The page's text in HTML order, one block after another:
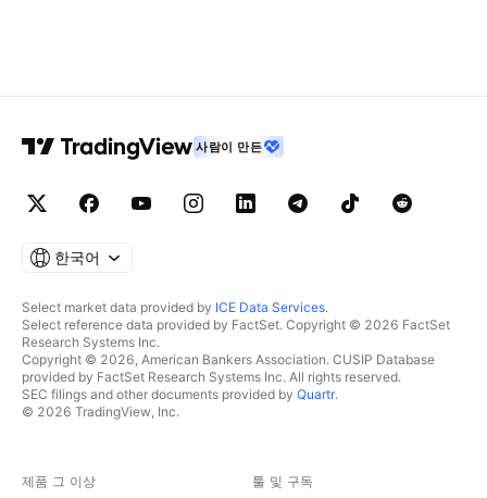
사람이 만든
한국어
Select market data provided by ICE Data Services.
Select reference data provided by FactSet. Copyright © 2026 FactSet
Research Systems Inc.
Copyright © 2026, American Bankers Association. CUSIP Database
provided by FactSet Research Systems Inc. All rights reserved.
SEC filings and other documents provided by Quartr.
© 2026 TradingView, Inc.
제품 그 이상 툴 및 구독